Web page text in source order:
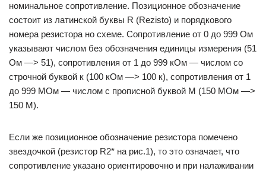
номинальное сопротивление. Позиционное обозначение
состоит из латинской буквы R (Rezisto) и порядкового
номера резистора но схеме. Сопротивление от 0 до 999 Ом
указывают числом без обозначения единицы измерения (51
Ом —> 51), сопротивления от 1 до 999 кОм — числом со
строчной буквой к (100 кОм —> 100 к), сопротивления от 1
до 999 МОм — числом с прописной буквой М (150 МОм —>
150 М).
Если же позиционное обозначение резистора помечено
звездочкой (резистор R2* на рис.1), то это означает, что
сопротивление указано ориентировочно и при налаживании